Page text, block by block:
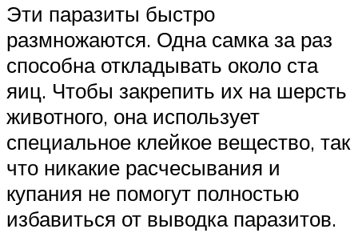
Эти паразиты быстро
размножаются. Одна самка за раз
способна откладывать около ста
яиц. Чтобы закрепить их на шерсть
животного, она использует
специальное клейкое вещество, так
что никакие расчесывания и
купания не помогут полностью
избавиться от выводка паразитов.